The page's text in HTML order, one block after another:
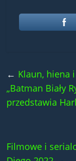
← Klaun, hiena
„Batman Biały
przedstawia
Filmowe i